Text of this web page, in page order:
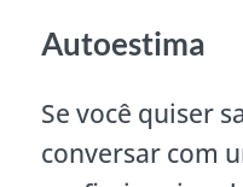
Autoestima
Se você quiser
conversar com